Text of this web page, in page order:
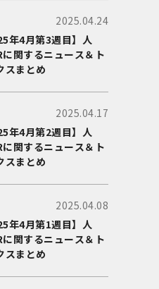
2025.04.24
年4月第3週目】人
関するニュース＆ト
スまとめ
2025.04.17
年4月第2週目】人
関するニュース＆ト
スまとめ
2025.04.08
年4月第1週目】人
関するニュース＆ト
スまとめ